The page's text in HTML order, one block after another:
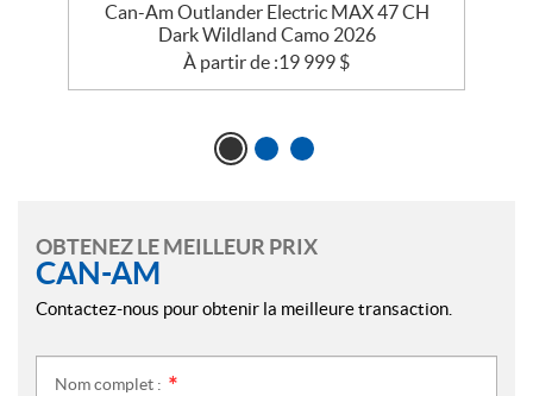
Can-Am Outlander Electric MAX 47 CH
Dark Wildland Camo 2026
À partir de :19 999 $
OBTENEZ LE MEILLEUR PRIX
CAN-AM
Contactez-nous pour obtenir la meilleure transaction.
Nom complet :